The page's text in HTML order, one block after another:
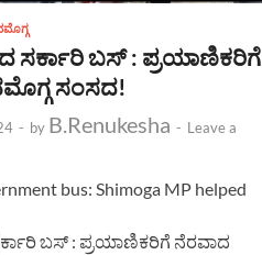
ಸರ್ಕಾರಿ ಬಸ್ : ಪ್ರಯಾಣಿಕರಿಗೆ
ಸಂಸದ!
- by B.Renukesha - Leave a
bus: Shimoga MP helped
ಬಸ್ : ಪ್ರಯಾಣಿಕರಿಗೆ ನೆರವಾದ